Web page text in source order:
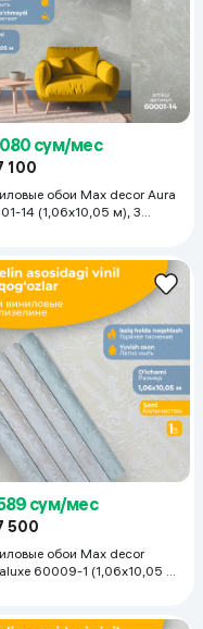
сум/мес
100
обои Max decor Aura
14 (1,06х10,05 м), 3
сум/мес
500
обои Max decor
60009-1 (1,06х10,05 м),